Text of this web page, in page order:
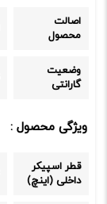
اصالت
محصول
وضعیت
گارانتی
ویژگی محصول :
قطر اسپیکر
داخلی (اینچ)